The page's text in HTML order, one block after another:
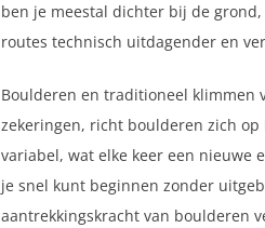
ben je meestal dichter bij de
routes technisch uitdagender en
Boulderen en traditioneel klimmen
zekeringen, richt boulderen zich
variabel, wat elke keer een nieuwe
je snel kunt beginnen zonder
aantrekkingskracht van boulderen